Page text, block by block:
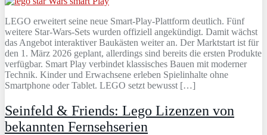
LEGO erweitert seine neue Smart‑Play‑Plattform deutlich. Fünf
weitere Star‑Wars‑Sets wurden offiziell angekündigt. Damit wächst
das Angebot interaktiver Baukästen weiter an. Der Marktstart ist für
den 1. März 2026 geplant, allerdings sind bereits die ersten Produkte
verfügbar. Smart Play verbindet klassisches Bauen mit moderner
Technik. Kinder und Erwachsene erleben Spielinhalte ohne
Smartphone oder Tablet. LEGO setzt bewusst […]
Seinfeld & Friends: Lego Lizenzen von
bekannten Fernsehserien